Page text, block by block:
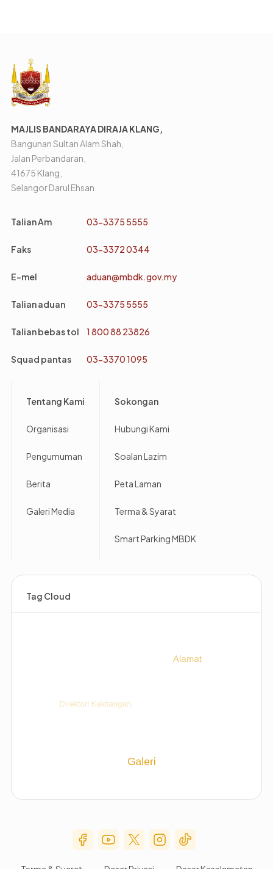
MAJLIS BANDARAYA DIRAJA KLANG,
Bangunan Sultan Alam Shah,
Jalan Perbandaran,
41675 Klang,
Selangor Darul Ehsan.
Talian Am 03-3375 5555
Faks 03-3372 0344
E-mel aduan@mbdk.gov.my
Talian aduan 03-3375 5555
Talian bebas tol 1 800 88 23826
Squad pantas 03-3370 1095
Tentang Kami
Organisasi
Pengumuman
Berita
Galeri Media
Sokongan
Hubungi Kami
Soalan Lazim
Peta Laman
Terma & Syarat
Smart Parking MBDK
Tag Cloud
Social Media Menu